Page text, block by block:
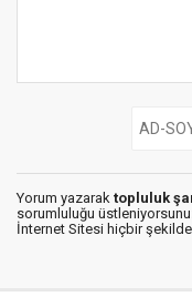
Yorum yazarak topluluk
sorumluluğu
İnternet Sitesi hiçbir